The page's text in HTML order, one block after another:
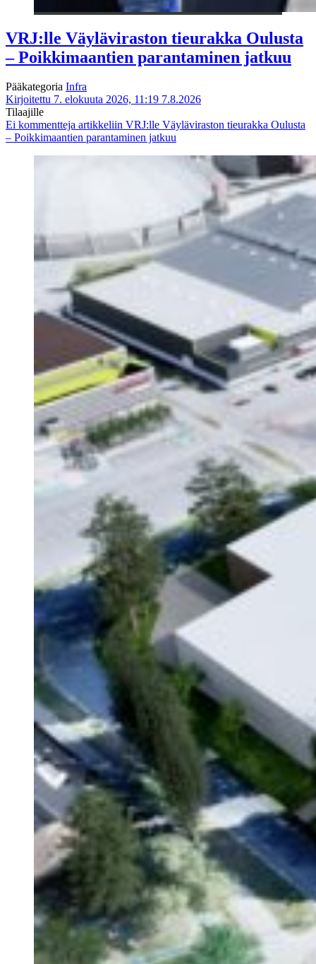
VRJ:lle Väyläviraston tieurakka Oulusta
– Poikkimaantien parantaminen jatkuu
Pääkategoria Infra
Kirjoitettu 7. elokuuta 2026, 11:19 7.8.2026
Tilaajille
Ei kommentteja artikkeliin VRJ:lle Väyläviraston tieurakka Oulusta
– Poikkimaantien parantaminen jatkuu